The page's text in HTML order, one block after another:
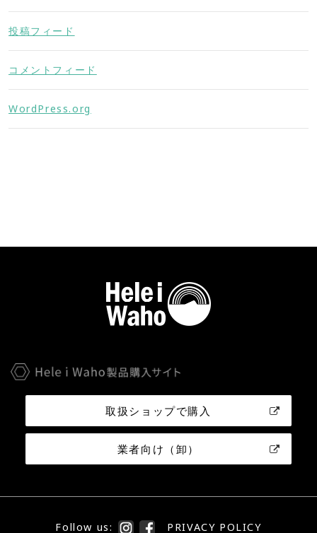
投稿フィード
コメントフィード
WordPress.org
取扱ショップで購入
業者向け（卸）
Follow us: PRIVACY POLICY